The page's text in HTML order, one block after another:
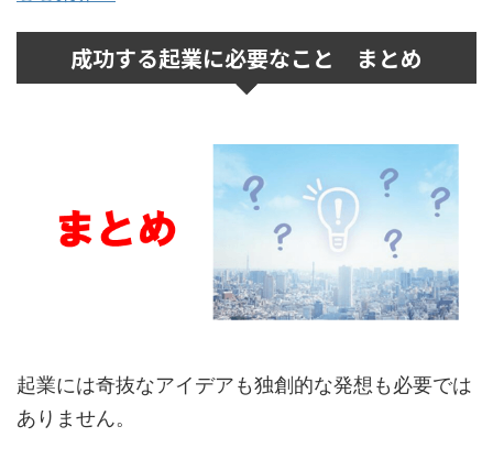
成功する起業に必要なこと まとめ
起業には奇抜なアイデアも独創的な発想も必要では
ありません。